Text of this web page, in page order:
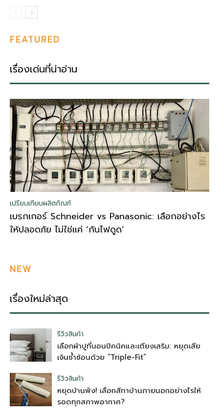
FEATURED
เรื่องเด่นที่น่าอ่าน
เปรียบเทียบผลิตภัณฑ์
เบรกเกอร์ Schneider vs Panasonic: เลือกอย่างไร
ให้ปลอดภัย ไม่ใช่แค่ ‘กันไฟดูด’
NEW
เรื่องใหม่ล่าสุด
รีวิวสินค้า
เลือกผ้าปูที่นอนปิคนิคและเตียงเสริม: หยุดเสีย
เงินซ้ำซ้อนด้วย “Triple-Fit”
รีวิวสินค้า
หยุดบ้านพัง! เลือกสีทาบ้านภายนอกอย่างไรให้
รอดทุกสภาพอากาศ?